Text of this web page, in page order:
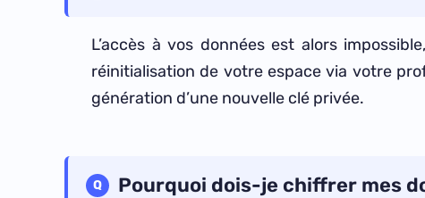
L’accès à vos données est alors
réinitialisation de votre espace via votre
génération d’une nouvelle clé privée.
Pourquoi dois-je chiffrer mes